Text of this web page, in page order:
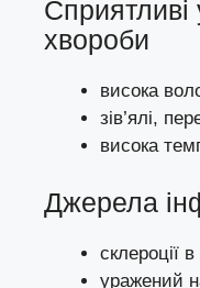
Сприятливі
хвороби
висока
зів’ялі,
висока
Джерела
склероції в
уражений